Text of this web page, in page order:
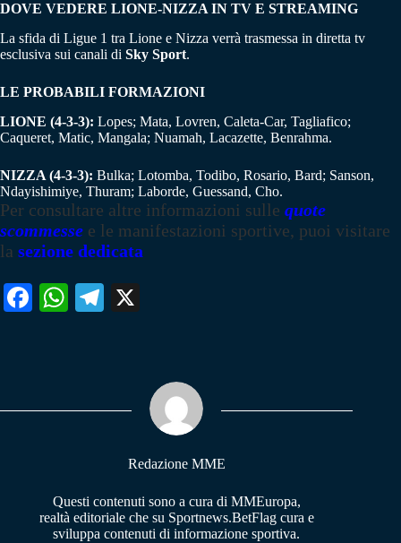
DOVE VEDERE LIONE-NIZZA IN TV E STREAMING
La sfida di Ligue 1 tra Lione e Nizza verrà trasmessa in diretta tv
esclusiva sui canali di Sky Sport.
LE PROBABILI FORMAZIONI
LIONE (4-3-3): Lopes; Mata, Lovren, Caleta-Car, Tagliafico;
Caqueret, Matic, Mangala; Nuamah, Lacazette, Benrahma.
NIZZA (4-3-3): Bulka; Lotomba, Todibo, Rosario, Bard; Sanson,
Ndayishimiye, Thuram; Laborde, Guessand, Cho.
Per consultare altre informazioni sulle quote
scommesse e le manifestazioni sportive, puoi visitare
la sezione dedicata
Fa W
pp
Te
m
Redazione MME
Questi contenuti sono a cura di MMEuropa,
realtà editoriale che su Sportnews.BetFlag cura e
sviluppa contenuti di informazione sportiva.